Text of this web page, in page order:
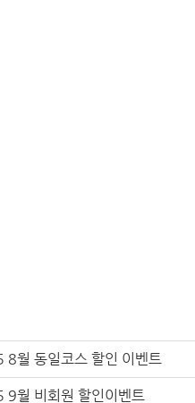
8월 동일코스 할인 이벤트
9월 비회원 할인이벤트